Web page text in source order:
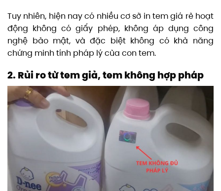
Tuy nhiên, hiện nay có nhiều cơ sở in tem giá rẻ hoạt
động không có giấy phép, không áp dụng công
nghệ bảo mật, và đặc biệt không có khả năng
chứng minh tính pháp lý của con tem.
2. Rủi ro từ tem giả, tem không hợp pháp